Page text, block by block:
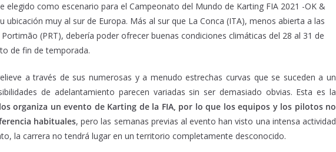
elegido como escenario para el Campeonato del Mundo de Karting FIA 2021 -OK &
ubicación muy al sur de Europa. Más al sur que La Conca (ITA), menos abierta a las
(PRT), debería poder ofrecer buenas condiciones climáticas del 28 al 31 de
de fin de temporada.
a través de sus numerosas y a menudo estrechas curvas que se suceden a un
de adelantamiento parecen variadas sin ser demasiado obvias. Esta es la
organiza un evento de Karting de la FIA, por lo que los equipos y los pilotos no
habituales, pero las semanas previas al evento han visto una intensa actividad
la carrera no tendrá lugar en un territorio completamente desconocido.